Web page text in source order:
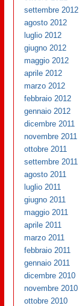
settembre 2012
agosto 2012
luglio 2012
giugno 2012
maggio 2012
aprile 2012
marzo 2012
febbraio 2012
gennaio 2012
dicembre 2011
novembre 2011
ottobre 2011
settembre 2011
agosto 2011
luglio 2011
giugno 2011
maggio 2011
aprile 2011
marzo 2011
febbraio 2011
gennaio 2011
dicembre 2010
novembre 2010
ottobre 2010